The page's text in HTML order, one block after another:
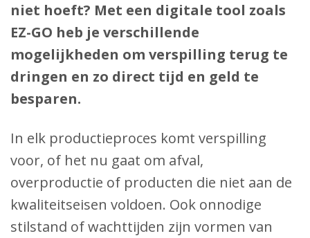
niet hoeft? Met een digitale tool zoals
EZ-GO heb je verschillende
mogelijkheden om verspilling terug te
dringen en zo direct tijd en geld te
besparen.
In elk productieproces komt verspilling
voor, of het nu gaat om afval,
overproductie of producten die niet aan de
kwaliteitseisen voldoen. Ook onnodige
stilstand of wachttijden zijn vormen van